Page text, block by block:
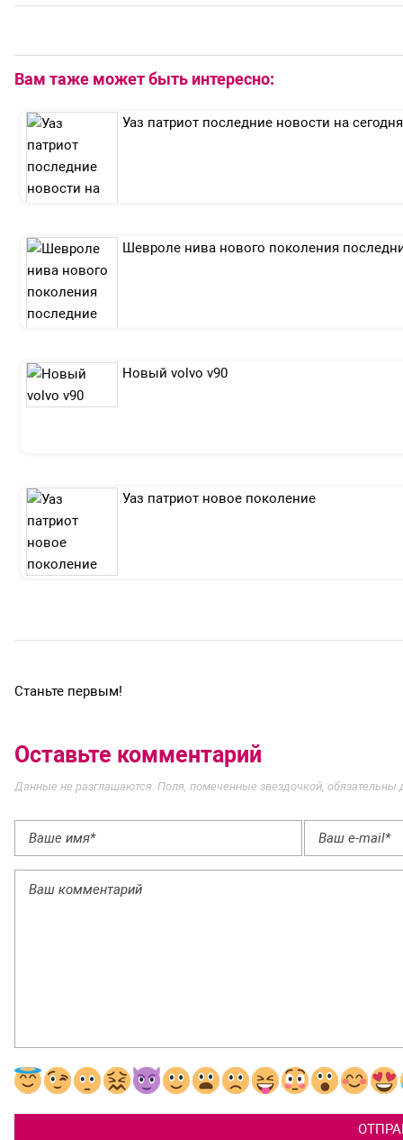
Вам таже может быть интересно:
Уаз патриот последние новости на сегодня
Шевроле нива нового поколения
Новый volvo v90
Уаз патриот новое поколение
Станьте первым!
Оставьте комментарий
Данные не разглашаются. Поля, помеченные звездочкой, обязательны